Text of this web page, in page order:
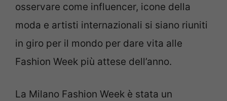
osservare come influencer, icone della
moda e artisti internazionali si siano riuniti
in giro per il mondo per dare vita alle
Fashion Week più attese dell’anno.
La Milano Fashion Week è stata un